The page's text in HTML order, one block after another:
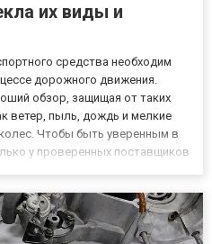
их виды и
средства необходим
дорожного движения.
обзор, защищая от таких
ветер, пыль, дождь и мелкие
Чтобы быть уверенным в
у проверенных поставщиков